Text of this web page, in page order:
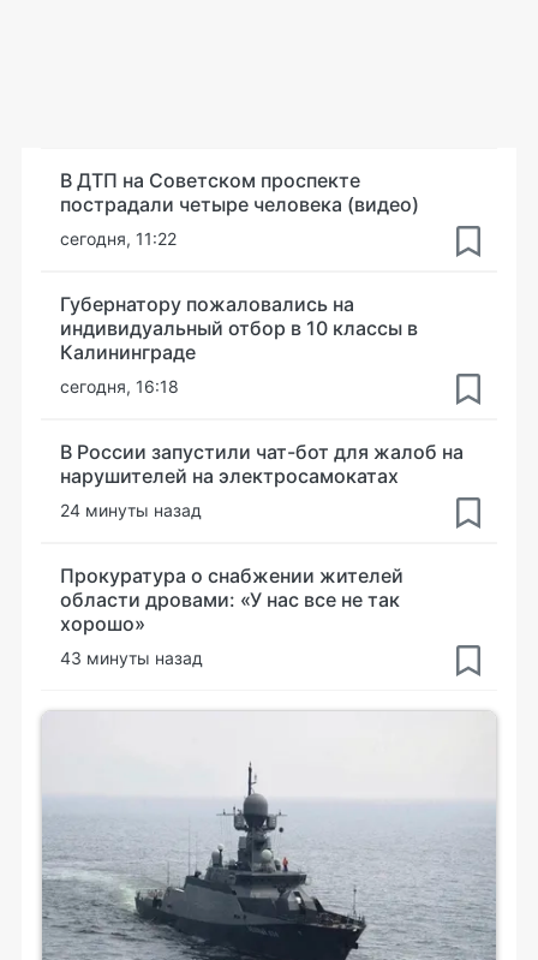
В ДТП на Советском проспекте
пострадали четыре человека (видео)
сегодня, 11:22
Губернатору пожаловались на
индивидуальный отбор в 10 классы в
Калининграде
сегодня, 16:18
В России запустили чат-бот для жалоб на
нарушителей на электросамокатах
24 минуты назад
Прокуратура о снабжении жителей
области дровами: «У нас все не так
хорошо»
43 минуты назад